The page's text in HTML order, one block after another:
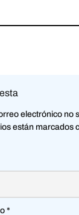
electrónico no
están marcados
*